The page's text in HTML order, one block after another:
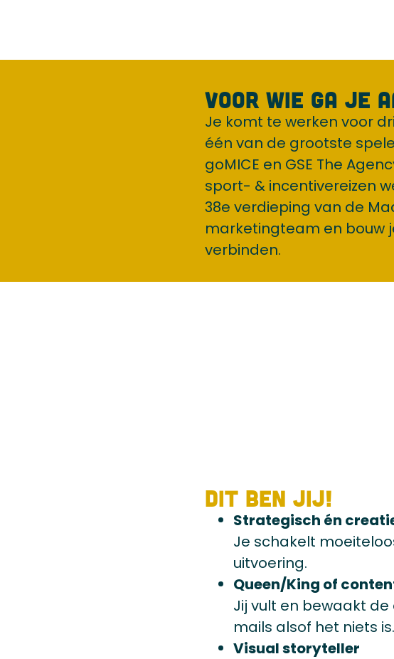
Voor wie ga je
Je komt te werken voor
één van de grootste
goMICE en GSE The
sport- & incentivereizen
38e verdieping van de
marketingteam en bouw
verbinden.
Dit ben jij!
Strategisch én
Je schakelt
uitvoering.
Queen/King of
Jij vult en bewaakt
mails alsof het niets is.
Visual storyteller